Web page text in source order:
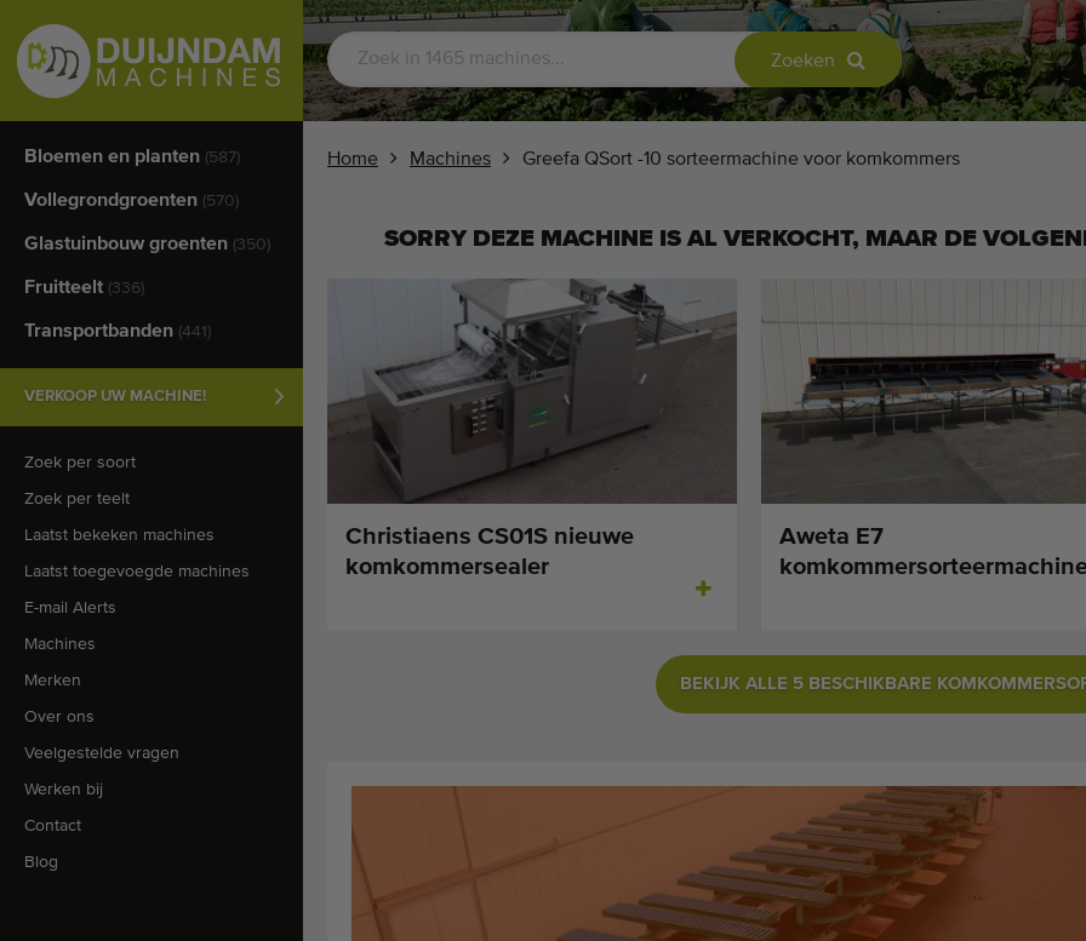
Bloemen en planten (587)
Vollegrondgroenten (570)
Glastuinbouw groenten (350)
Fruitteelt (336)
Transportbanden (441)
VERKOOP UW MACHINE!
Zoek per soort
Zoek per teelt
Laatst bekeken machines
Laatst toegevoegde machines
E-mail Alerts
Machines
Merken
Over ons
Veelgestelde vragen
Werken bij
Contact
Blog
Zoeken
Home Machines Greefa QSort -10 sorteermachine voor komkommers
SORRY DEZE MACHINE IS AL VERKOCHT, MAAR DE
Christiaens CS01S nieuwe
komkommersealer
Aweta E7
BEKIJK ALLE 5 BESCHIKBARE